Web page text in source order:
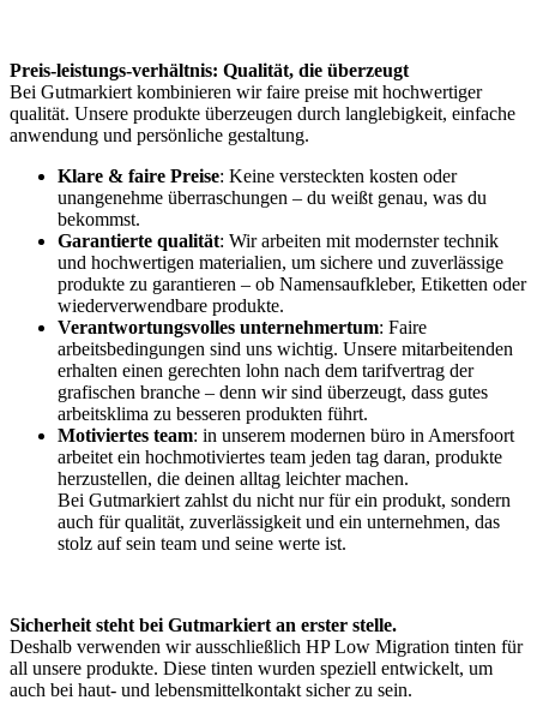
Preis-leistungs-verhältnis: Qualität, die überzeugt
Bei Gutmarkiert kombinieren wir faire preise mit hochwertiger
qualität. Unsere produkte überzeugen durch langlebigkeit, einfache
anwendung und persönliche gestaltung.
Klare & faire Preise: Keine versteckten kosten oder
unangenehme überraschungen – du weißt genau, was du
bekommst.
Garantierte qualität: Wir arbeiten mit modernster technik
und hochwertigen materialien, um sichere und zuverlässige
produkte zu garantieren – ob Namensaufkleber, Etiketten oder
wiederverwendbare produkte.
Verantwortungsvolles unternehmertum: Faire
arbeitsbedingungen sind uns wichtig. Unsere mitarbeitenden
erhalten einen gerechten lohn nach dem tarifvertrag der
grafischen branche – denn wir sind überzeugt, dass gutes
arbeitsklima zu besseren produkten führt.
Motiviertes team: in unserem modernen büro in Amersfoort
arbeitet ein hochmotiviertes team jeden tag daran, produkte
herzustellen, die deinen alltag leichter machen.
Bei Gutmarkiert zahlst du nicht nur für ein produkt, sondern
auch für qualität, zuverlässigkeit und ein unternehmen, das
stolz auf sein team und seine werte ist.
Sicherheit steht bei Gutmarkiert an erster stelle.
Deshalb verwenden wir ausschließlich HP Low Migration tinten für
all unsere produkte. Diese tinten wurden speziell entwickelt, um
auch bei haut- und lebensmittelkontakt sicher zu sein.